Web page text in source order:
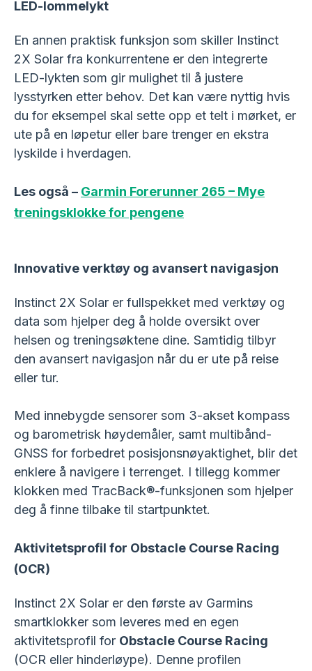
LED-lommelykt
En annen praktisk funksjon som skiller Instinct
2X Solar fra konkurrentene er den integrerte
LED-lykten som gir mulighet til å justere
lysstyrken etter behov. Det kan være nyttig hvis
du for eksempel skal sette opp et telt i mørket, er
ute på en løpetur eller bare trenger en ekstra
lyskilde i hverdagen.
Les også – Garmin Forerunner 265 – Mye
treningsklokke for pengene
Innovative verktøy og avansert navigasjon
Instinct 2X Solar er fullspekket med verktøy og
data som hjelper deg å holde oversikt over
helsen og treningsøktene dine. Samtidig tilbyr
den avansert navigasjon når du er ute på reise
eller tur.
Med innebygde sensorer som 3-akset kompass
og barometrisk høydemåler, samt multibånd-
GNSS for forbedret posisjonsnøyaktighet, blir det
enklere å navigere i terrenget. I tillegg kommer
klokken med TracBack®-funksjonen som hjelper
deg å finne tilbake til startpunktet.
Aktivitetsprofil for Obstacle Course Racing
(OCR)
Instinct 2X Solar er den første av Garmins
smartklokker som leveres med en egen
aktivitetsprofil for Obstacle Course Racing
(OCR eller hinderløype). Denne profilen